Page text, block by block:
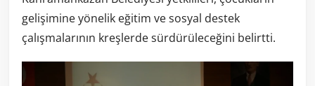
gelişimine yönelik eğitim ve sosyal destek
çalışmalarının kreşlerde sürdürüleceğini belirtti.